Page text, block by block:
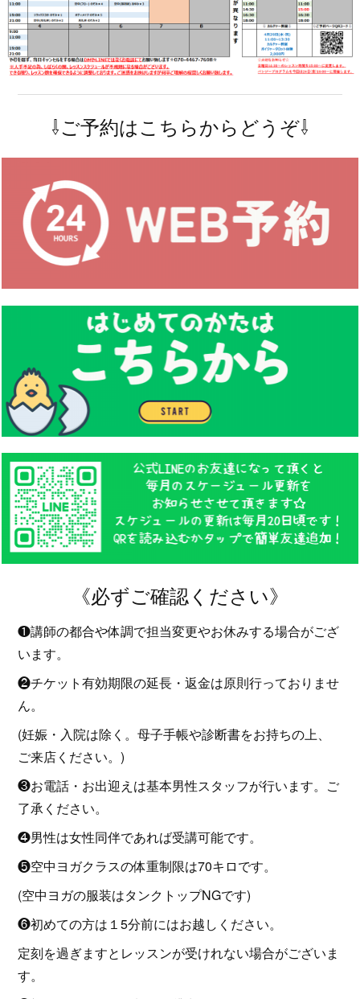
⇩ご予約はこちらからどうぞ⇩
《必ずご確認ください》
❶講師の都合や体調で担当変更やお休みする場合がござ
います。
❷チケット有効期限の延長・返金は原則行っておりませ
ん。
(妊娠・入院は除く。母子手帳や診断書をお持ちの上、
ご来店ください。)
❸お電話・お出迎えは基本男性スタッフが行います。ご
了承ください。
❹男性は女性同伴であれば受講可能です。
❺空中ヨガクラスの体重制限は70キロです。
(空中ヨガの服装はタンクトップNGです)
❻初めての方は１5分前にはお越しください。
定刻を過ぎますとレッスンが受けれない場合がございま
す。